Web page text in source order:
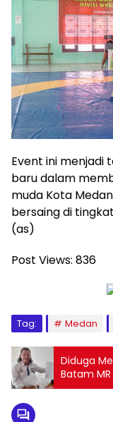
Event ini menjadi
baru dalam
muda Kota
bersaing di
(as)
Post Views: 836
Tag: Medan
Diduga
Batam